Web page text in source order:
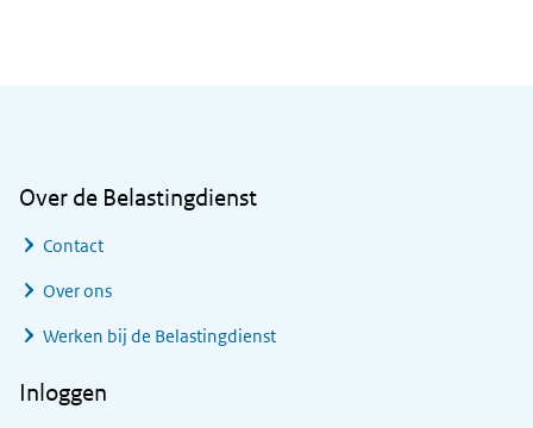
Over de Belastingdienst
Contact
Over ons
Werken bij de Belastingdienst
Inloggen